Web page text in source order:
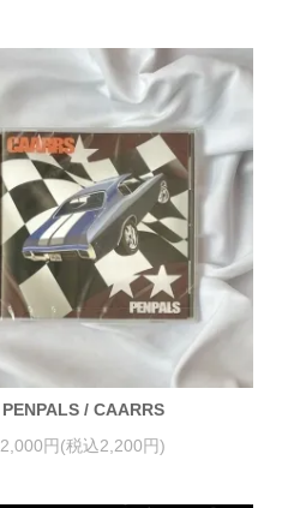
PENPALS / CAARRS
2,000円(税込2,200円)